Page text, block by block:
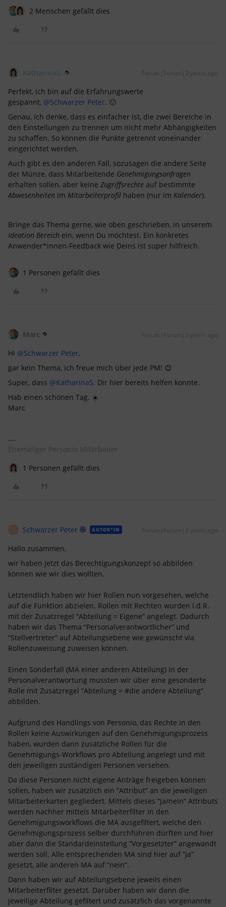
2 Menschen gefällt dies
KatharinaS. Forum|Forum|3 years ago
Perfekt, ich bin auf die Erfahrungswerte
gespannt, @Schwarzer Peter. 🙂
Genau, ich denke, dass es einfacher ist, die zwei Bereiche in
den Einstellungen zu trennen um nicht mehr Abhängigkeiten
zu schaffen. So können die Punkte getrennt voneinander
eingerichtet werden.
Auch gibt es den anderen Fall, sozusagen die andere Seite
der Münze, dass Mitarbeitende Genehmigungsanfragen
erhalten sollen, aber keine Zugriffsrechte auf bestimmte
Abwesenheiten im Mitarbeiterprofil haben (nur im Kalender).
Bringe das Thema gerne, wie oben geschrieben, in unserem
Ideation Bereich ein, wenn Du möchtest. Ein konkretes
Anwender*innen-Feedback wie Deins ist super hilfreich.
1 Personen gefällt dies
Marc Forum|Forum|3 years ago
Hi @Schwarzer Peter,
gar kein Thema, ich freue mich über jede PM! 😊
Super, dass @KatharinaS. Dir hier bereits helfen konnte.
Hab einen schönen Tag. ☀️
Marc
Ehemaliger Personio Mitarbeiter
1 Personen gefällt dies
Schwarzer Peter AUTOR*IN Forum|Forum|3 years ago
Hallo zusammen,
wir haben jetzt das Berechtigungskonzept so abbilden
können wie wir dies wollten.
Letztendlich haben wir hier Rollen nun vorgesehen, welche
auf die Funktion abzielen. Rollen mit Rechten wurden i.d.R.
mit der Zusatzregel “Abteilung = Eigene” angelegt. Dadurch
haben wir das Thema “Personalverantwortlicher” und
“Stellvertreter” auf Abteilungsebene wie gewünscht via
Rollenzuweisung zuweisen können.
Einen Sonderfall (MA einer anderen Abteilung) in der
Personalverantwortung mussten wir über eine gesonderte
Rolle mit Zusatzregel “Abteilung = #die andere Abteilung”
abbilden.
Aufgrund des Handlings von Personio, das Rechte in den
Rollen keine Auswirkungen auf den Genehmigungsprozess
haben, wurden dann zusätzliche Rollen für die
Genehmigungs-Workflows pro Abteilung angelegt und mit
den jeweiligen zuständigen Personen versehen.
Da diese Personen nicht eigene Anträge freigeben können
sollen, haben wir zusätzlich ein “Attribut” an die jeweiligen
Mitarbeiterkarten gegliedert. Mittels dieses “ja/nein” Attributs
werden nachher mittels Mitarbeiterfilter in den
Genehmigungsworkflows die MA ausgefiltert, welche den
Genehmigungsprozess selber durchführen dürften und hier
aber dann die Standardeinstellung “Vorgesetzter” angewandt
werden soll. Alle entsprechenden MA sind hier auf “ja”
gesetzt, alle anderen MA auf “nein”.
Dann haben wir auf Abteilungsebene jeweils einen
Mitarbeiterfilter gesetzt. Darüber haben wir dann die
jeweilige Abteilung gefiltert und zusätzlich das vorgenannte